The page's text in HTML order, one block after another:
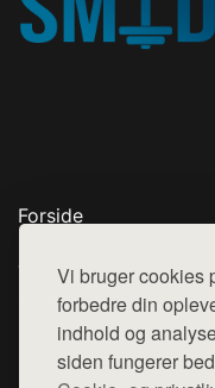
Vi bruger cookies
forbedre din
indhold og
siden fungerer
Forside
Top Rabatter
Kontakt